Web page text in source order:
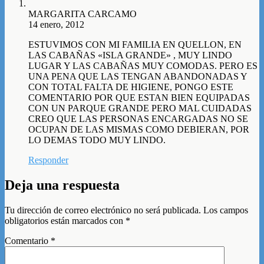
MARGARITA CARCAMO
14 enero, 2012
ESTUVIMOS CON MI FAMILIA EN QUELLON, EN
LAS CABAÑAS «ISLA GRANDE» , MUY LINDO
LUGAR Y LAS CABAÑAS MUY COMODAS. PERO ES
UNA PENA QUE LAS TENGAN ABANDONADAS Y
CON TOTAL FALTA DE HIGIENE, PONGO ESTE
COMENTARIO POR QUE ESTAN BIEN EQUIPADAS
CON UN PARQUE GRANDE PERO MAL CUIDADAS
CREO QUE LAS PERSONAS ENCARGADAS NO SE
OCUPAN DE LAS MISMAS COMO DEBIERAN, POR
LO DEMAS TODO MUY LINDO.
Responder
Deja una respuesta
Tu dirección de correo electrónico no será publicada. Los campos
obligatorios están marcados con *
Comentario *